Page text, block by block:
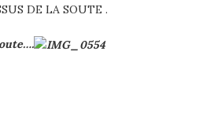
DE LA SOUTE .